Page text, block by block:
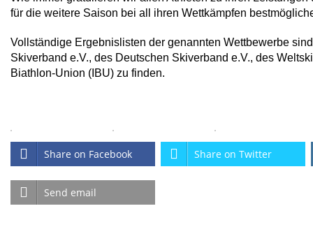
für die weitere Saison bei all ihren Wettkämpfen
Vollständige Ergebnislisten der genannten Wettbewerbe
Skiverband e.V., des Deutschen Skiverband e.V., des
Biathlon-Union (IBU) zu finden.
Share on Facebook Share on Twitter
Send email